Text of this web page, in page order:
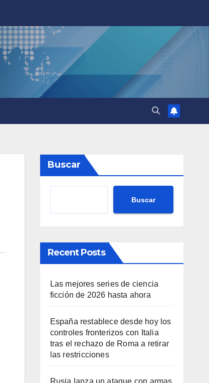
Buscar
Buscar
Recent Posts
Las mejores series de ciencia
ficción de 2026 hasta ahora
España restablece desde hoy los
controles fronterizos con Italia
tras el rechazo de Roma a retirar
las restricciones
Rusia lanza un ataque con armas